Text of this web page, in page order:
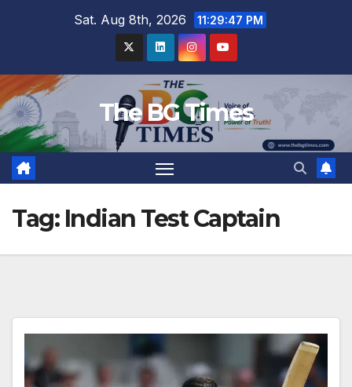
Sat. Aug 8th, 2026 11:29:47 PM
The BG Times
Tag: Indian Test Captain